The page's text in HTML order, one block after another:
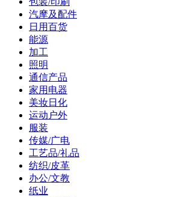
汽摩及配件
日用百货
能源
加工
照明
通信产品
家用电器
美妆日化
运动户外
服装
传媒/广电
工艺品/礼品
纺织/皮革
办公/文教
纸业